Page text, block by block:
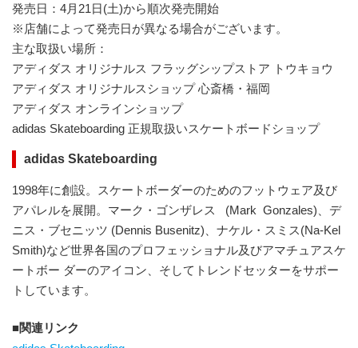
発売日：4月21日(土)から順次発売開始
※店舗によって発売日が異なる場合がございます。
主な取扱い場所：
アディダス オリジナルス フラッグシップストア トウキョウ
アディダス オリジナルスショップ 心斎橋・福岡
アディダス オンラインショップ
adidas Skateboarding 正規取扱いスケートボードショップ
adidas Skateboarding
1998年に創設。スケートボーダーのためのフットウェア及び
アパレルを展開。マーク・ゴンザレス (Mark Gonzales)、デ
ニス・ブセニッツ (Dennis Busenitz)、ナケル・スミス(Na-Kel
Smith)など世界各国のプロフェッショナル及びアマチュアスケ
ートボー ダーのアイコン、そしてトレンドセッターをサポー
トしています。
関連リンク